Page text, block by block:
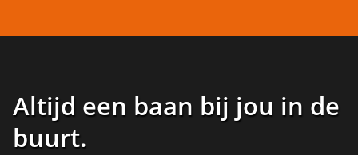
Altijd een baan bij jou in de
buurt.